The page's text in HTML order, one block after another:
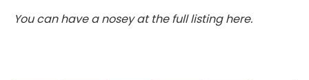
You can have a nosey at the full listing here.